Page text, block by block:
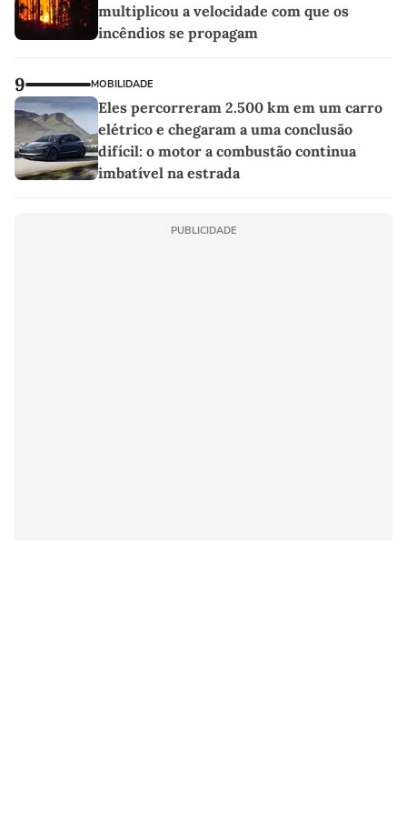
multiplicou a velocidade com que os
incêndios se propagam
9 MOBILIDADE
Eles percorreram 2.500 km em um carro
elétrico e chegaram a uma conclusão
difícil: o motor a combustão continua
imbatível na estrada
PUBLICIDADE